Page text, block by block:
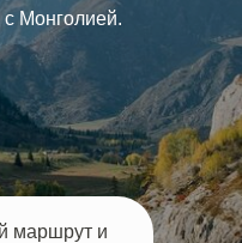
с Монголией.
маршрут и